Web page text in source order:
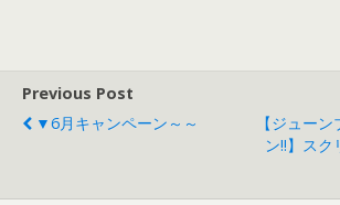
Previous Post
▼6月キャンペーン～～
【ジュー
ン!!】ス